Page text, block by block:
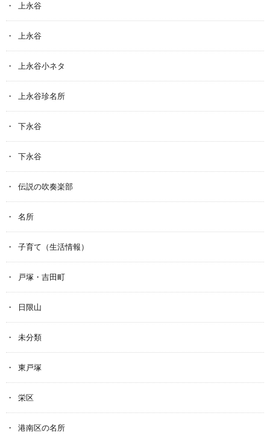
上永谷
上永谷
上永谷小ネタ
上永谷珍名所
下永谷
下永谷
伝説の吹奏楽部
名所
子育て（生活情報）
戸塚・吉田町
日限山
未分類
東戸塚
栄区
港南区の名所